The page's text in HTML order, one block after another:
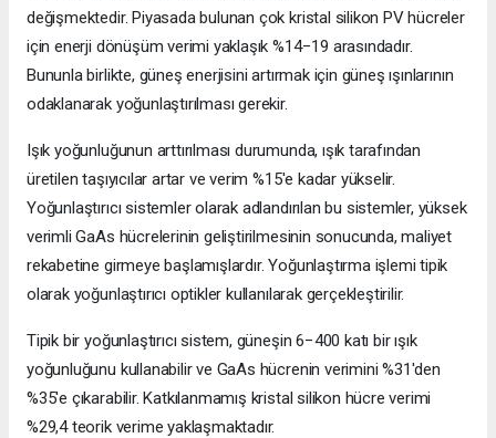
değişmektedir. Piyasada bulunan çok kristal silikon PV hücreler
için enerji dönüşüm verimi yaklaşık %14−19 arasındadır.
Bununla birlikte, güneş enerjisini artırmak için güneş ışınlarının
odaklanarak yoğunlaştırılması gerekir.
Işık yoğunluğunun arttırılması durumunda, ışık tarafından
üretilen taşıyıcılar artar ve verim %15'e kadar yükselir.
Yoğunlaştırıcı sistemler olarak adlandırılan bu sistemler, yüksek
verimli GaAs hücrelerinin geliştirilmesinin sonucunda, maliyet
rekabetine girmeye başlamışlardır. Yoğunlaştırma işlemi tipik
olarak yoğunlaştırıcı optikler kullanılarak gerçekleştirilir.
Tipik bir yoğunlaştırıcı sistem, güneşin 6−400 katı bir ışık
yoğunluğunu kullanabilir ve GaAs hücrenin verimini %31'den
%35'e çıkarabilir. Katkılanmamış kristal silikon hücre verimi
%29,4 teorik verime yaklaşmaktadır.